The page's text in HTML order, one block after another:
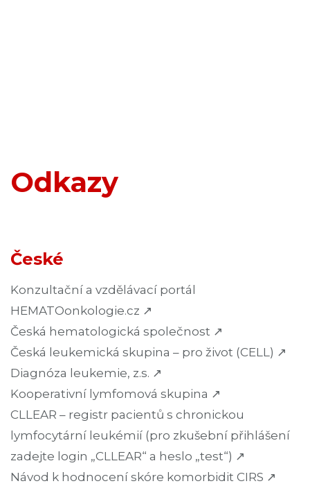
Odkazy
České
Konzultační a vzdělávací portál
HEMATOonkologie.cz ↗
Česká hematologická společnost ↗
Česká leukemická skupina – pro život (CELL) ↗
Diagnóza leukemie, z.s. ↗
Kooperativní lymfomová skupina ↗
CLLEAR – registr pacientů s chronickou
lymfocytární leukémií (pro zkušební přihlášení
zadejte login „CLLEAR“ a heslo „test“) ↗
Návod k hodnocení skóre komorbidit CIRS ↗